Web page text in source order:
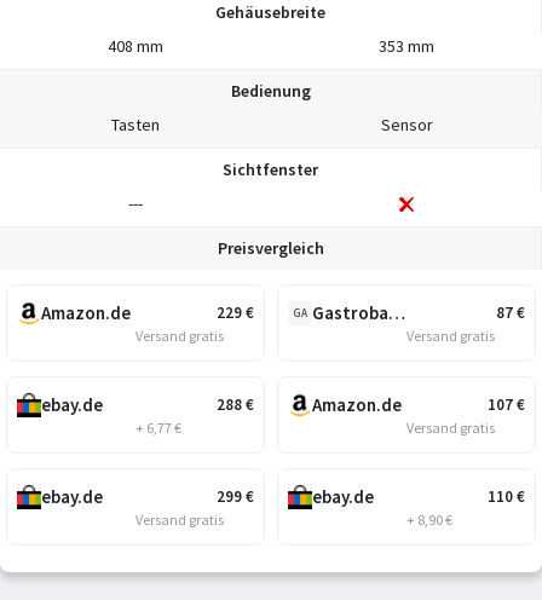
Gehäusebreite
408 mm
353 mm
Bedienung
Tasten
Sensor
Sichtfenster
---
Preisvergleich
229€
Amazon.de
Versand gratis
288€
ebay.de
+ 6,77 €
299€
ebay.de
Versand gratis
87€
GA Gastroback.de
Versand gratis
107€
Amazon.de
Versand gratis
110€
ebay.de
+ 8,90 €